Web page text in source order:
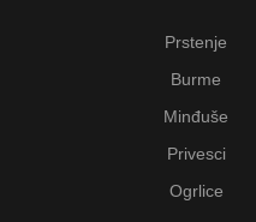
Prstenje
Burme
Minđuše
Privesci
Ogrlice